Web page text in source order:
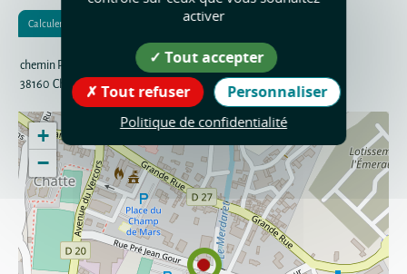
Calculer votre itinéraire
chemin Pré Châtel
38160 Chatte
+
−
activer
Tout accepter
Tout refuser
Personnaliser
Politique de confidentialité